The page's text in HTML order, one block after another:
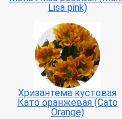
Lisa pink)
Хризантема кустовая
Като оранжевая (Cato
Orange)